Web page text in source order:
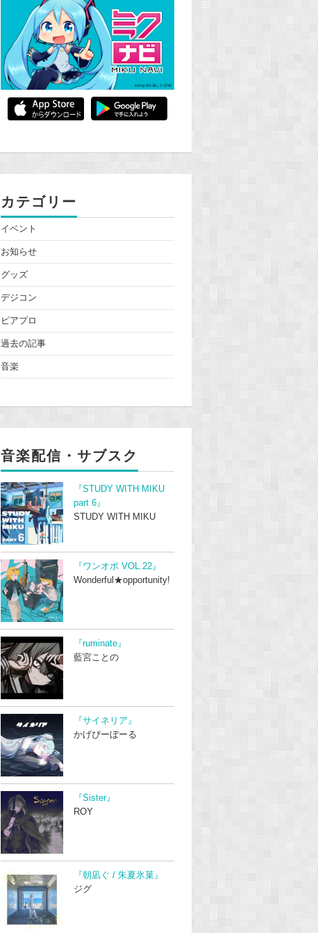
カテゴリー
イベント
お知らせ
グッズ
デジコン
ピアプロ
過去の記事
音楽
音楽配信・サブスク
『STUDY WITH MIKU
part 6』
STUDY WITH MIKU
『ワンオポ VOL.22』
Wonderful★opportunity!
『ruminate』
藍宮ことの
『サイネリア』
かげぴーぼーる
『Sister』
ROY
『朝凪ぐ / 朱夏氷菓』
ジグ